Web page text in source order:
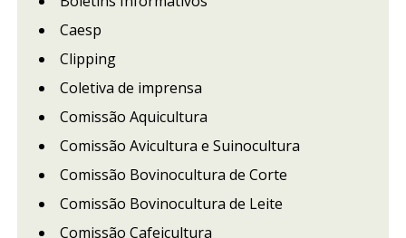
Caesp
Clipping
Coletiva de imprensa
Comissão Aquicultura
Comissão Avicultura e Suinocultura
Comissão Bovinocultura de Corte
Comissão Bovinocultura de Leite
Comissão Cafeicultura